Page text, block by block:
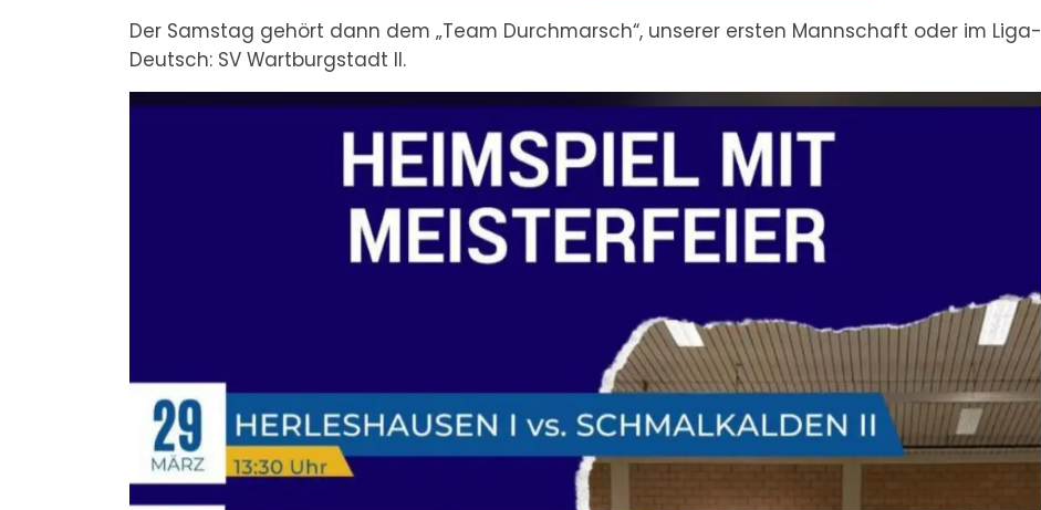
Der Samstag gehört dann dem „Team Durchmarsch“, unserer ersten Mannschaft oder im Liga-
Deutsch: SV Wartburgstadt II.